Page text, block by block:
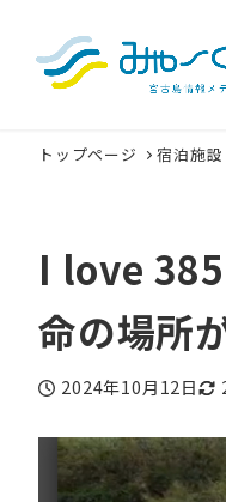
トップページ 宿泊施設
I love
命の場所
投稿日
2024年10月12日
更